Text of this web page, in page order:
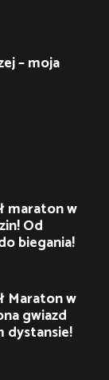
– moja
maraton w
Od
biegania!
Maraton w
gwiazd
dystansie!